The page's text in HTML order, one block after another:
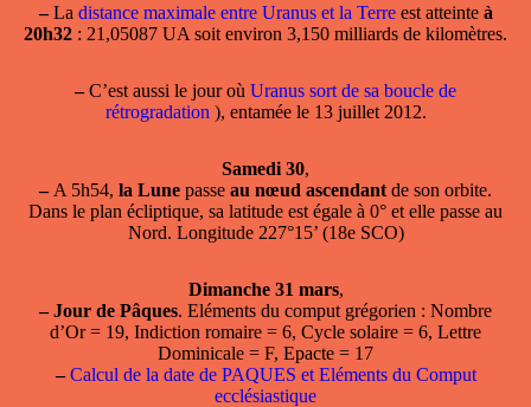
–La distance maximale entre Uranus et la Terre est atteinte à
20h32 : 21,05087 UA soit environ 3,150 milliards de kilomètres.
–C’est aussi le jour où Uranus sort de sa boucle de
rétrogradation ), entamée le 13 juillet 2012.
Samedi 30,
–A 5h54, la Lune passe au nœud ascendant de son orbite.
Dans le plan écliptique, sa latitude est égale à 0° et elle passe au
Nord. Longitude 227°15’ (18e SCO)
Dimanche 31 mars,
– Jour de Pâques. Eléments du comput grégorien : Nombre
d’Or = 19, Indiction romaire = 6, Cycle solaire = 6, Lettre
Dominicale = F, Epacte = 17
– Calcul de la date de PAQUES et Eléments du Comput
ecclésiastique